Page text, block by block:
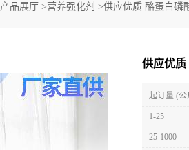
产品展厅 >营养强化剂 >供应优质 酪蛋白磷
供应优质
起订量 (公
1-25
25-1000